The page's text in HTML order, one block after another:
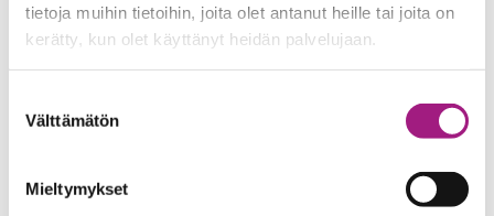
tietoja muihin tietoihin, joita olet antanut heille tai joita on
kerätty, kun olet käyttänyt heidän palvelujaan.
valinta
Välttämätön
Mieltymykset
Tiedustelut